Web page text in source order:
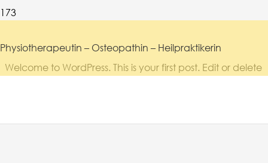
Physiotherapeutin – Osteopathin – Heilpraktikerin
Welcome to WordPress. This is your first post. Edit or delete